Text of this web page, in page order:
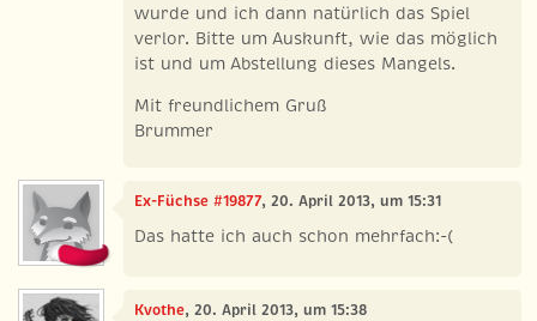
wurde und ich dann natürlich das Spiel
verlor. Bitte um Auskunft, wie das möglich
ist und um Abstellung dieses Mangels.
Mit freundlichem Gruß
Brummer
Ex-Füchse #19877, 20. April 2013, um 15:31
Das hatte ich auch schon mehrfach:-(
Kvothe, 20. April 2013, um 15:38